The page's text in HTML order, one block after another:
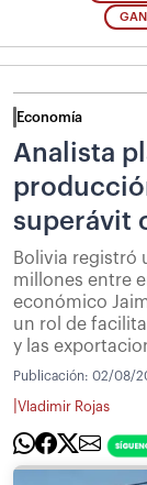
Economía
Analista
superávit
Bolivia registró
millones entre
económico
un rol de
y las
Publicación: 02/08/
Vladimir Rojas